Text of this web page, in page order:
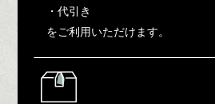
・代引き
をご利用いただけます。